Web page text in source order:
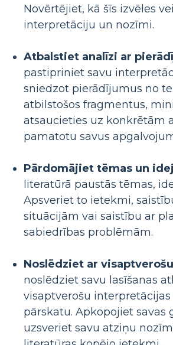
Novērtējiet, kā šīs izvēles
interpretāciju un nozīmi.
Atbalstiet analīzi ar
pastipriniet savu
sniedzot pierādījumus no
atbilstošos fragmentus,
atsaucieties uz konkrētām
pamatotu savus
Pārdomājiet tēmas un
literatūrā paustās tēmas,
Apsveriet to ietekmi,
situācijām vai saistību ar
sabiedrības problēmām.
Noslēdziet ar
noslēdziet savu lasīšanas
visaptverošu
pārskatu. Apkopojiet savas
uzsveriet savu atziņu